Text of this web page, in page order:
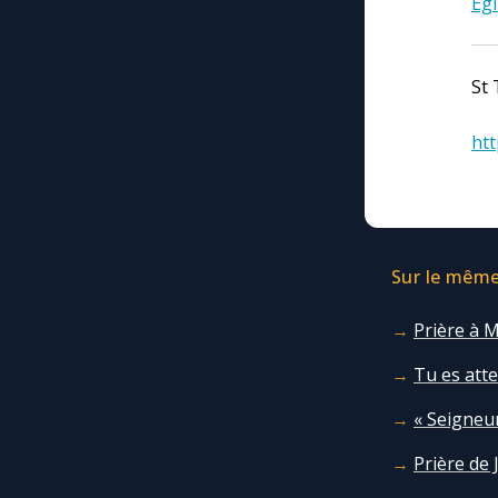
St
Sur le
Prière à
Tu es
«
Prière de